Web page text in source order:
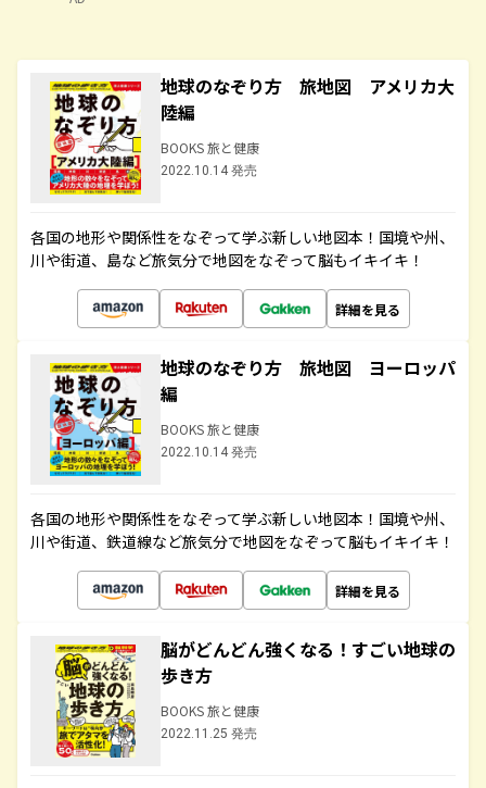
地球のなぞり方 旅地図 アメリカ大
陸編
BOOKS 旅と健康
2022.10.14 発売
各国の地形や関係性をなぞって学ぶ新しい地図本！国境や州、
川や街道、島など旅気分で地図をなぞって脳もイキイキ！
詳細を見る
地球のなぞり方 旅地図 ヨーロッパ
編
BOOKS 旅と健康
2022.10.14 発売
各国の地形や関係性をなぞって学ぶ新しい地図本！国境や州、
川や街道、鉄道線など旅気分で地図をなぞって脳もイキイキ！
詳細を見る
脳がどんどん強くなる！すごい地球の
歩き方
BOOKS 旅と健康
2022.11.25 発売